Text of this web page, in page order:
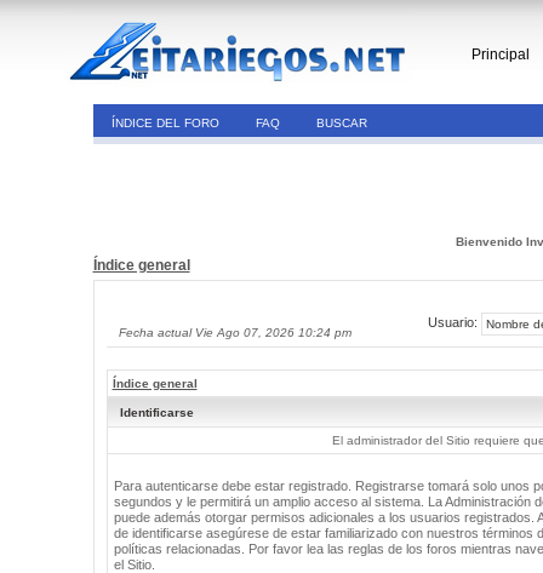
Principal
ÍNDICE DEL FORO FAQ BUSCAR
Bienvenido
Índice general
Fecha actual Vie Ago 07, 2026 10:24 pm
Usuario:
Índice general
Identificarse
El administrador del Sitio requiere
Para autenticarse debe estar registrado. Registrarse tomará solo unos
segundos y le permitirá un amplio acceso al sistema. La Administración
puede además otorgar permisos adicionales a los usuarios registrados.
de identificarse asegúrese de estar familiarizado con nuestros términos
políticas relacionadas. Por favor lea las reglas de los foros mientras
el Sitio.